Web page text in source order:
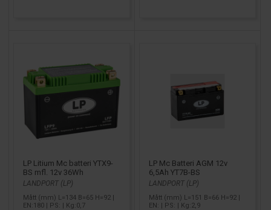
LP Litium Mc batteri YTX9-
BS mfl. 12v 36Wh
LANDPORT (LP)
Mått (mm) L=134 B=65 H=92 |
EN:180 | PS: | Kg:0,7
LP Mc Batteri AGM 12v
6,5Ah YT7B-BS
LANDPORT (LP)
Mått (mm) L=151 B=66 H=92 |
EN: | PS: | Kg:2,9